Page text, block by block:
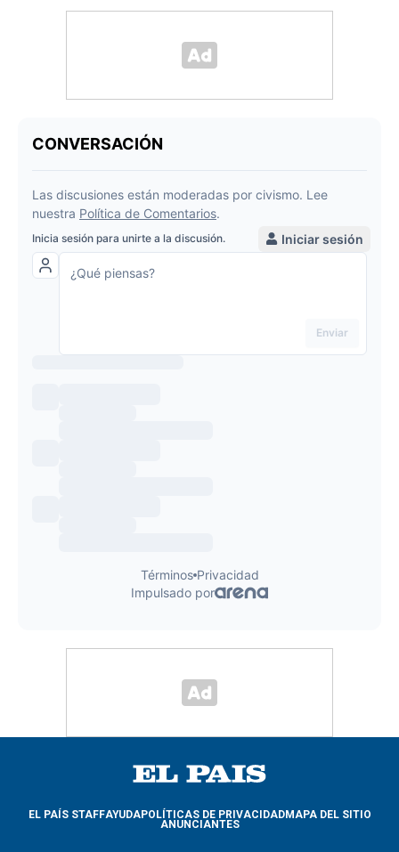
EL PAÍS STAFFAYUDAPOLÍTICAS DE PRIVACIDADMAPA DEL SITIO
ANUNCIANTES